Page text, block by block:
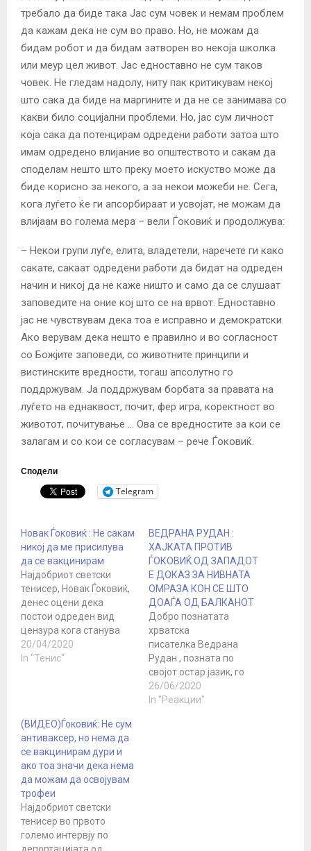
требало да биде така Јас сум човек и немам проблем
да кажам дека не сум во право. Но, не можам да
бидам робот и да бидам затворен во некоја школка
или меур цел живот. Јас едноставно не сум таков
човек. Не гледам надолу, ниту пак критикувам некој
што сака да биде на маргините и да не се занимава со
какви било социјални проблеми. Но, јас сум личност
која сака да потенцирам одредени работи затоа што
имам одредено влијание во општеството и сакам да
споделам нешто што преку моето искуство може да
биде корисно за некого, а за некои можеби не. Сега,
кога луѓето ќе ги апсорбираат и усвојат, не можам да
влијаам во голема мера – вели Ѓоковиќ и продолжува:
– Некои групи луѓе, елита, владетели, наречете ги како
сакате, сакаат одредени работи да бидат на одреден
начин и никој да не каже ништо и само да се слушаат
заповедите на оние кој што се на врвот. Едноставно
јас не чувствувам дека тоа е исправно и демократски.
Ако верувам дека нешто е правилно и во согласност
со Божјите заповеди, со животните принципи и
вистинските вредности, тогаш апсолутно го
поддржувам. Ја поддржувам борбата за правата на
луѓето на еднаквост, почит, фер игра, коректност во
животот, почитување … Ова се вредностите за кои се
залагам и со кои се согласувам – рече Ѓоковиќ.
Сподели
Telegram
Новак Ѓоковиќ : Не сакам
никој да ме присилува
да се вакцинирам
Најдобриот светски
тенисер, Новак Ѓоковиќ,
денес оцени дека
постои одреден вид
цензура кога станува
збор за информации за
коронавирусот, за кој
медицинските
стручњаци кои
зборуваат за решенија
кои не се вколпуваат во
решенијата на
официјалната
медицина. Посакувам
да…
20/04/2020
In "Тенис"
ВЕДРАНА РУДАН :
ХАЈКАТА ПРОТИВ
ЃОКОВИЌ ОД ЗАПАДОТ
Е ДОКАЗ ЗА НИВНАТА
ОМРАЗА КОН СЕ ШТО
ДОАЃА ОД БАЛКАНОТ
Добро познатата
хрватска
писателка Ведрана
Рудан , позната по
својот остар јазик, го
бранеше Новак Ѓоковиќ,
по проблемите со
26/06/2020
In "Реакции"
(ВИДЕО)Ѓоковиќ: Не сум
антиваксер, но нема да
се вакцинирам дури и
ако тоа значи дека нема
да можам да освојувам
трофеи
Најдобриот светски
тенисер во првото
големо интервју по